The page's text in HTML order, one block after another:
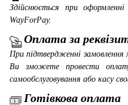
Здійснюється при
WayForPay.
Оплата за
При підтвердженні замовлення
Ви зможете провести
самообслуговування або касу
Готівкова оплата